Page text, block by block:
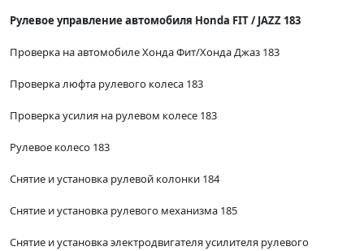
Рулевое управление автомобиля Honda FIT / JAZZ 183
Проверка на автомобиле Хонда Фит/Хонда Джаз 183
Проверка люфта рулевого колеса 183
Проверка усилия на рулевом колесе 183
Рулевое колесо 183
Снятие и установка рулевой колонки 184
Снятие и установка рулевого механизма 185
Снятие и установка электродвигателя усилителя рулевого